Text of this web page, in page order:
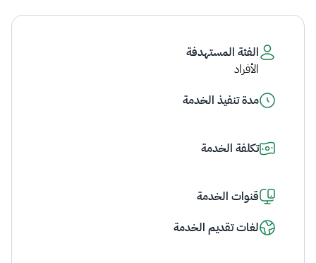
الفئة المستهدفة
الأفراد
مدة تنفيذ الخدمة
تكلفة الخدمة
قنوات الخدمة
لغات تقديم الخدمة